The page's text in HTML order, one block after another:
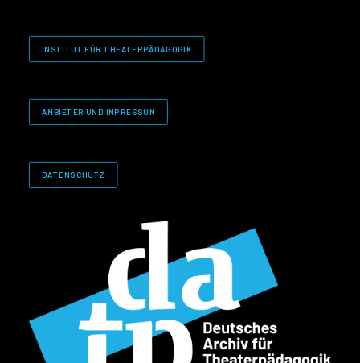
INSTITUT FÜR THEATERPÄDAGOGIK
ANBIETER UND IMPRESSUM
DATENSCHUTZ